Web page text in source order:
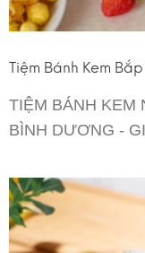
Tiệm Bánh Kem
TIỆM BÁNH KEM
BÌNH DƯƠNG -